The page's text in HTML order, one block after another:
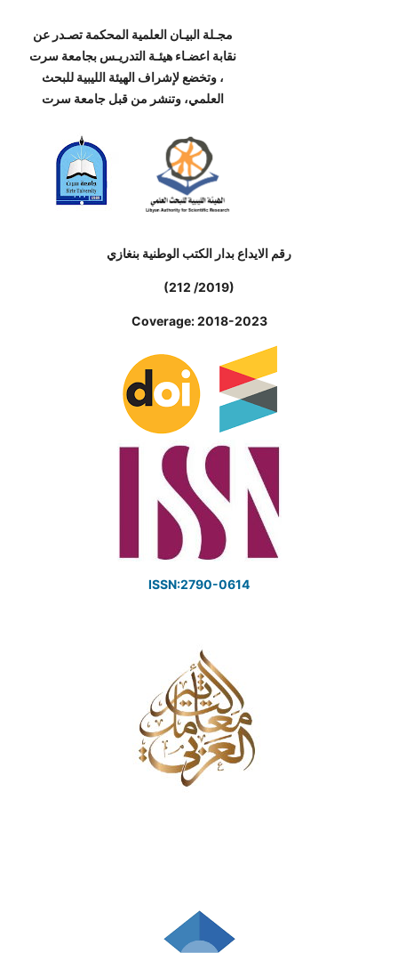
مجـلة البيـان العلمية المحكمة تصـدر عن
نقابة اعضـاء هيئـة التدريـس بجامعة سرت
، وتخضع لإشراف الهيئة الليبية للبحث
العلمي، وتنشر من قبل جامعة سرت
رقم الايداع بدار الكتب الوطنية بنغازي
(212 /2019)
Coverage: 2018-2023
ISSN:2790-0614